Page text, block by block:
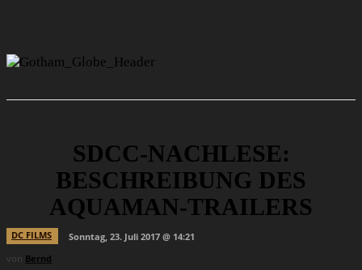
SDCC-NACHLESE:
BESCHREIBUNG DES
AQUAMAN-TRAILERS
DC FILMS
Sonntag, 23. Juli 2017 @ 14:21
von Bernd